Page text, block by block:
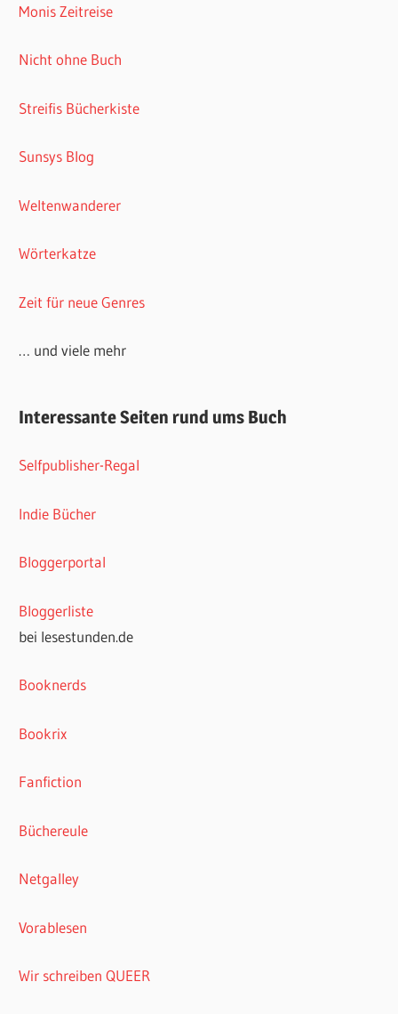
Monis Zeitreise
Nicht ohne Buch
Streifis Bücherkiste
Sunsys Blog
Weltenwanderer
Wörterkatze
Zeit für neue Genres
… und viele mehr
Interessante Seiten rund ums Buch
Selfpublisher-Regal
Indie Bücher
Bloggerportal
Bloggerliste
bei lesestunden.de
Booknerds
Bookrix
Fanfiction
Büchereule
Netgalley
Vorablesen
Wir schreiben QUEER